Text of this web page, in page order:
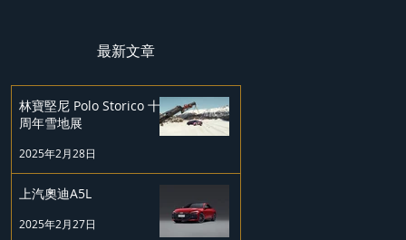
最新文章
林寶堅尼 Polo Storico 十
周年雪地展
2025年2月28日
上汽奧迪A5L
2025年2月27日